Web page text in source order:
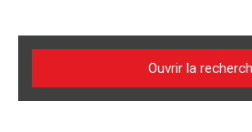
Ouvrir la